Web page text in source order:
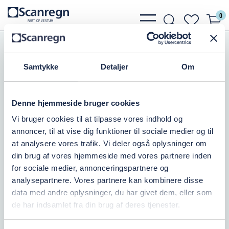
Samtykke Detaljer Om
Denne hjemmeside bruger cookies
Vi bruger cookies til at tilpasse vores indhold og
annoncer, til at vise dig funktioner til sociale medier og til
at analysere vores trafik. Vi deler også oplysninger om
din brug af vores hjemmeside med vores partnere inden
for sociale medier, annonceringspartnere og
analysepartnere. Vores partnere kan kombinere disse
data med andre oplysninger, du har givet dem, eller som
de har indsamlet fra din brug af deres tjenester.
PARTOF VESTUM
bars
light
search
light
heart 0
Koblinger Bauer Blændkugle
HK BLÆNDKUGLE 194MM
Varenr.:504058194
På lager: 2
1.541,25 DKKinkl. moms
Læg i kurv